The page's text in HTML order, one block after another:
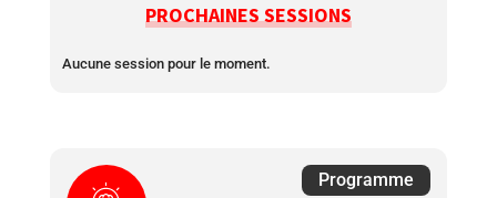
PROCHAINES SESSIONS
Aucune session pour le moment.
Programme